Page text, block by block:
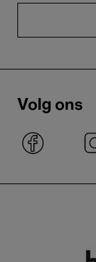
Volg ons